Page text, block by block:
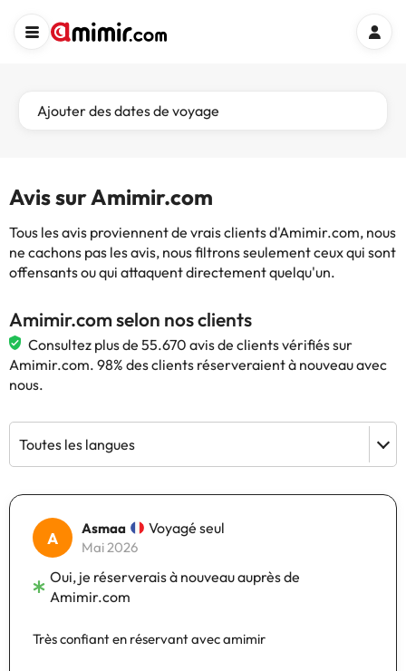
Ajouter des dates de voyage
Avis sur Amimir.com
Tous les avis proviennent de vrais clients d'Amimir.com, nous
ne cachons pas les avis, nous filtrons seulement ceux qui sont
offensants ou qui attaquent directement quelqu'un.
Amimir.com selon nos clients
Consultez plus de 55.670 avis de clients vérifiés sur
Amimir.com. 98% des clients réserveraient à nouveau avec
nous.